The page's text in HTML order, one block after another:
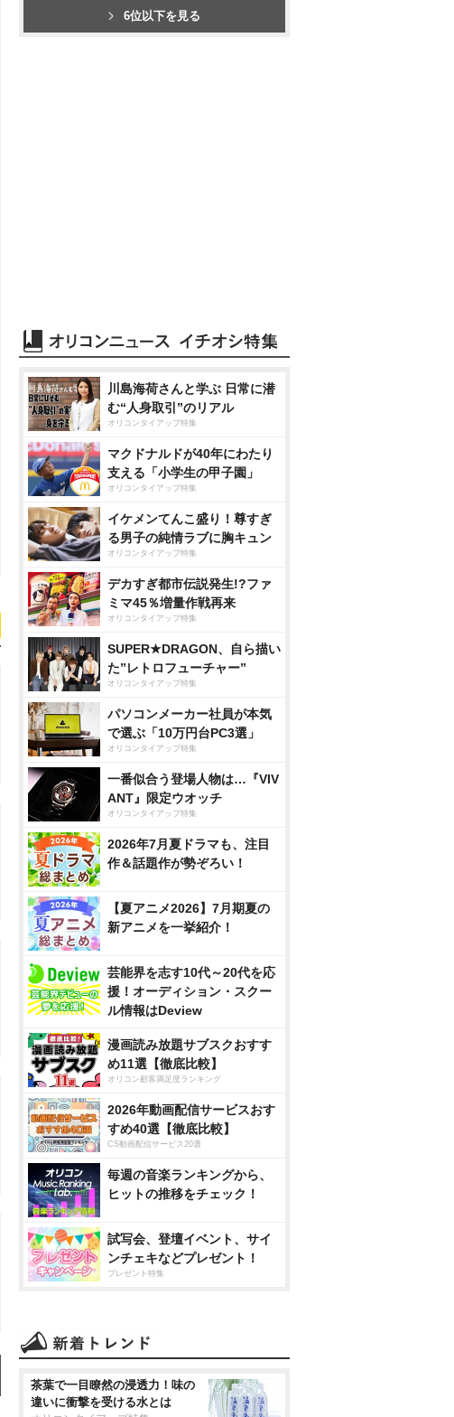
6位以下を見る
川島海荷さんと学ぶ 日常に潜
む“人身取引”のリアル
オリコンタイアップ特集
マクドナルドが40年にわたり
支える「小学生の甲子園」
オリコンタイアップ特集
イケメンてんこ盛り！尊すぎ
る男子の純情ラブに胸キュン
オリコンタイアップ特集
デカすぎ都市伝説発生!?ファ
ミマ45％増量作戦再来
オリコンタイアップ特集
SUPER★DRAGON、自ら描い
た”レトロフューチャー”
オリコンタイアップ特集
パソコンメーカー社員が本気
で選ぶ「10万円台PC3選」
オリコンタイアップ特集
一番似合う登場人物は…『VIV
ANT』限定ウオッチ
オリコンタイアップ特集
2026年7月夏ドラマも、注目
作＆話題作が勢ぞろい！
【夏アニメ2026】7月期夏の
新アニメを一挙紹介！
芸能界を志す10代～20代を応
援！オーディション・スクー
ル情報はDeview
漫画読み放題サブスクおすす
め11選【徹底比較】
オリコン顧客満足度ランキング
2026年動画配信サービスおす
すめ40選【徹底比較】
CS動画配信サービス20選
毎週の音楽ランキングから、
ヒットの推移をチェック！
試写会、登壇イベント、サイ
ンチェキなどプレゼント！
プレゼント特集
茶葉で一目瞭然の浸透力！味の
違いに衝撃を受ける水とは